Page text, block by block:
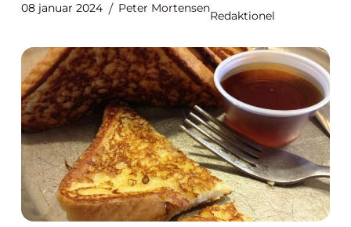
08 januar 2024 Peter Mortensen
Redaktionel